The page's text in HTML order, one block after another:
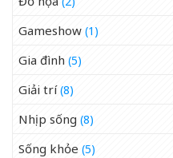
Gameshow (1)
Gia đình (5)
Giải trí(8)
Nhịp sống (8)
Sống khỏe (5)